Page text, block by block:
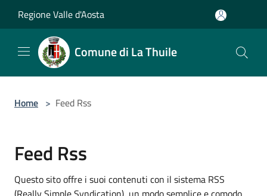
Regione Valle d'Aosta
Comune di La Thuile
Home > Feed Rss
Feed Rss
Questo sito offre i suoi contenuti con il sistema RSS